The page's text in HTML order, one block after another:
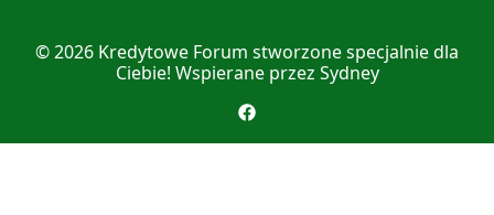
© 2026 Kredytowe Forum stworzone specjalnie dla
Ciebie! Wspierane przez Sydney